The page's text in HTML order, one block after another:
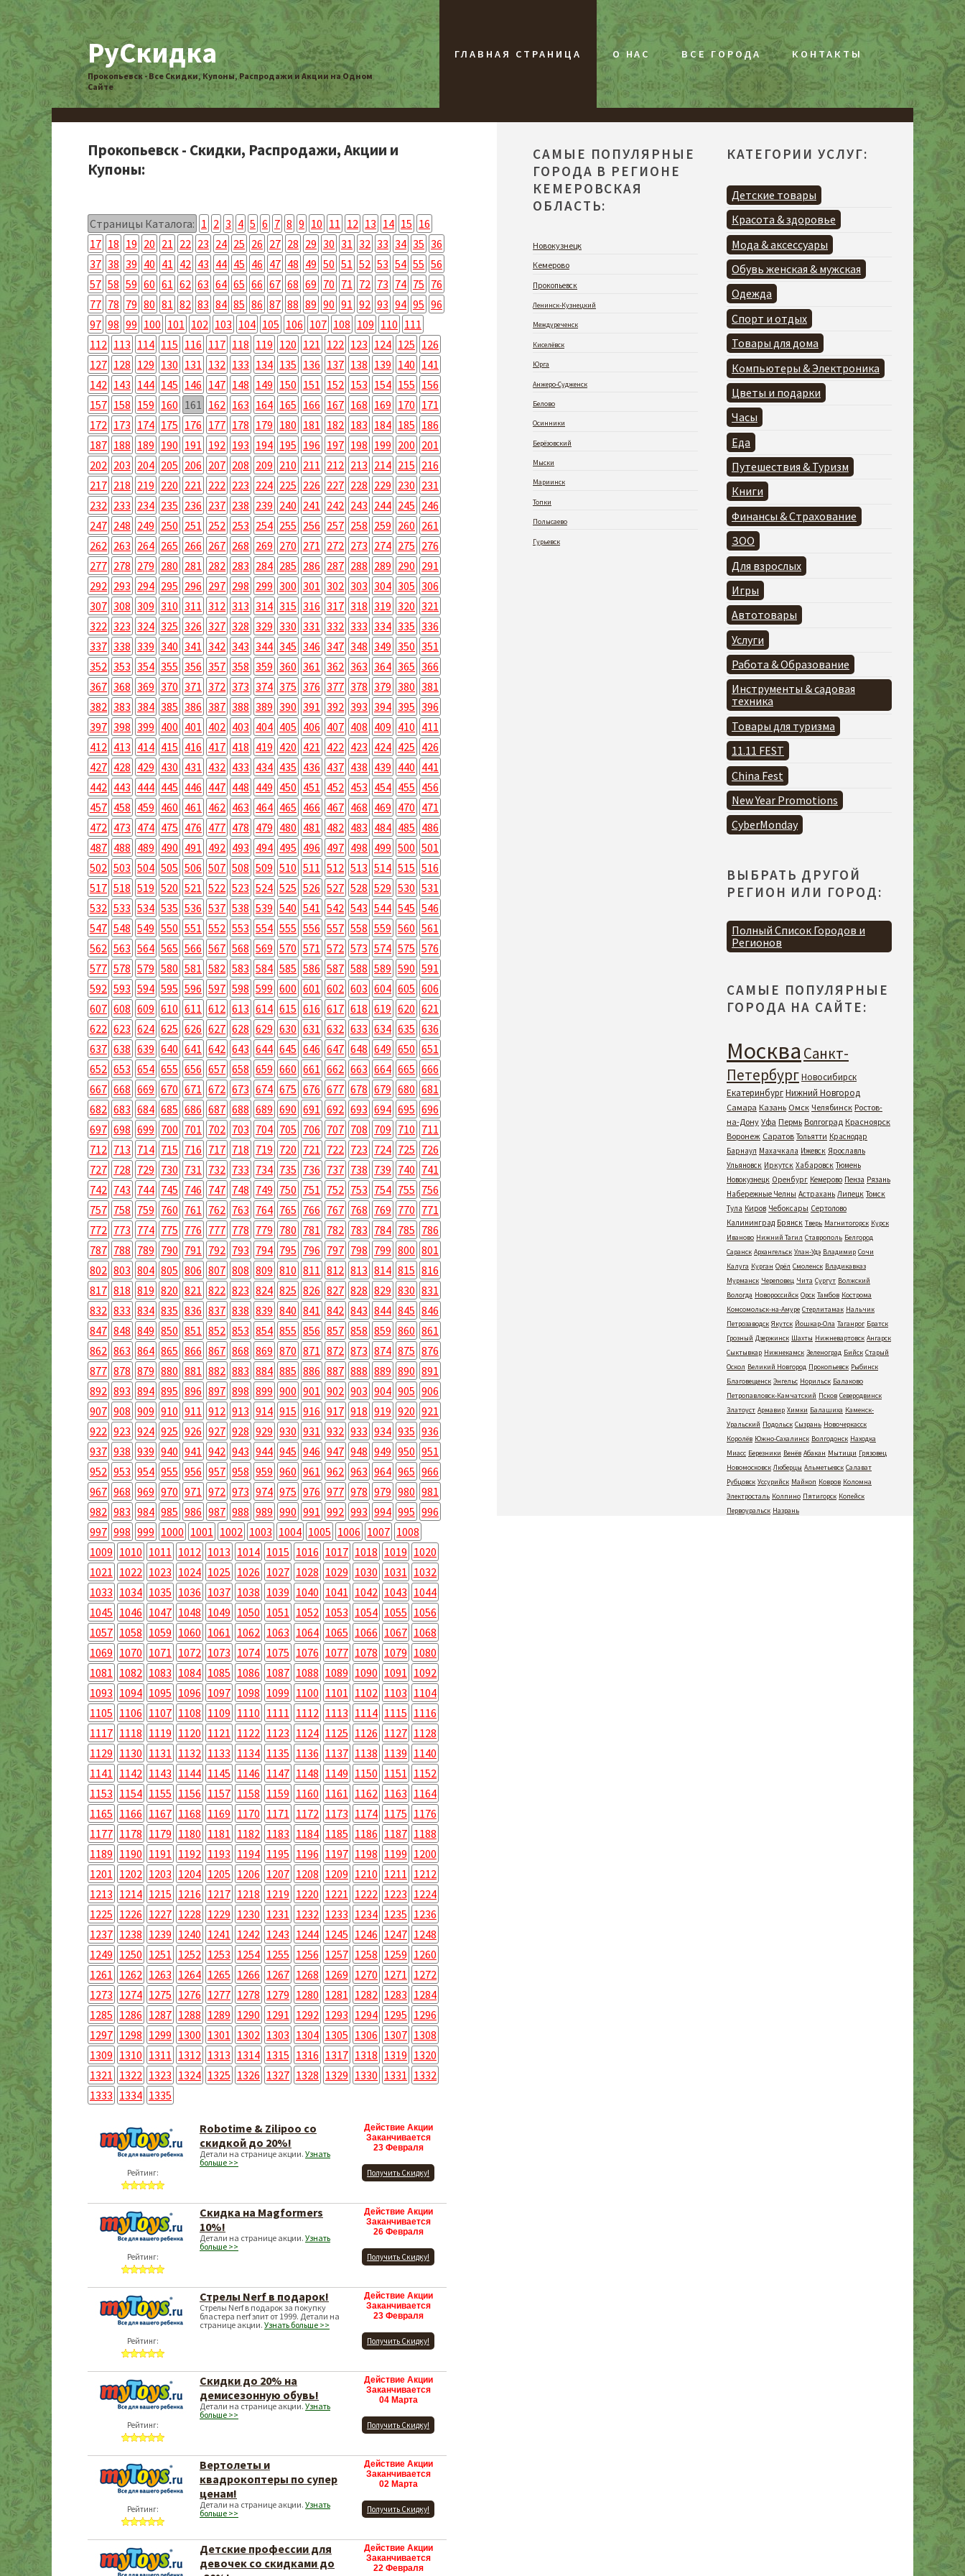
РуСкидка
Прокопьевск - Все Скидки, Купоны, Распродажи и Акции на Одном
Сайте
ГЛАВНАЯ СТРАНИЦА О НАС ВСЕ ГОРОДА КОНТАКТЫ
Прокопьевск - Скидки, Распродажи, Акции и
Купоны:
Страницы Каталога: 1 2 3 4 5 6 7 8 9 10 11 12 13 14 15 16
17 18 19 20 21 22 23 24 25 26 27 28 29 30 31 32 33 34 35 36
37 38 39 40 41 42 43 44 45 46 47 48 49 50 51 52 53 54 55 56
57 58 59 60 61 62 63 64 65 66 67 68 69 70 71 72 73 74 75 76
77 78 79 80 81 82 83 84 85 86 87 88 89 90 91 92 93 94 95 96
97 98 99 100 101 102 103 104 105 106 107 108 109 110 111
112 113 114 115 116 117 118 119 120 121 122 123 124 125 126
127 128 129 130 131 132 133 134 135 136 137 138 139 140 141
142 143 144 145 146 147 148 149 150 151 152 153 154 155 156
157 158 159 160 161 162 163 164 165 166 167 168 169 170 171
172 173 174 175 176 177 178 179 180 181 182 183 184 185 186
187 188 189 190 191 192 193 194 195 196 197 198 199 200 201
202 203 204 205 206 207 208 209 210 211 212 213 214 215 216
217 218 219 220 221 222 223 224 225 226 227 228 229 230 231
232 233 234 235 236 237 238 239 240 241 242 243 244 245 246
247 248 249 250 251 252 253 254 255 256 257 258 259 260 261
262 263 264 265 266 267 268 269 270 271 272 273 274 275 276
277 278 279 280 281 282 283 284 285 286 287 288 289 290 291
292 293 294 295 296 297 298 299 300 301 302 303 304 305 306
307 308 309 310 311 312 313 314 315 316 317 318 319 320 321
322 323 324 325 326 327 328 329 330 331 332 333 334 335 336
337 338 339 340 341 342 343 344 345 346 347 348 349 350 351
352 353 354 355 356 357 358 359 360 361 362 363 364 365 366
367 368 369 370 371 372 373 374 375 376 377 378 379 380 381
382 383 384 385 386 387 388 389 390 391 392 393 394 395 396
397 398 399 400 401 402 403 404 405 406 407 408 409 410 411
412 413 414 415 416 417 418 419 420 421 422 423 424 425 426
427 428 429 430 431 432 433 434 435 436 437 438 439 440 441
442 443 444 445 446 447 448 449 450 451 452 453 454 455 456
457 458 459 460 461 462 463 464 465 466 467 468 469 470 471
472 473 474 475 476 477 478 479 480 481 482 483 484 485 486
487 488 489 490 491 492 493 494 495 496 497 498 499 500 501
502 503 504 505 506 507 508 509 510 511 512 513 514 515 516
517 518 519 520 521 522 523 524 525 526 527 528 529 530 531
532 533 534 535 536 537 538 539 540 541 542 543 544 545 546
547 548 549 550 551 552 553 554 555 556 557 558 559 560 561
562 563 564 565 566 567 568 569 570 571 572 573 574 575 576
577 578 579 580 581 582 583 584 585 586 587 588 589 590 591
592 593 594 595 596 597 598 599 600 601 602 603 604 605 606
607 608 609 610 611 612 613 614 615 616 617 618 619 620 621
622 623 624 625 626 627 628 629 630 631 632 633 634 635 636
637 638 639 640 641 642 643 644 645 646 647 648 649 650 651
652 653 654 655 656 657 658 659 660 661 662 663 664 665 666
667 668 669 670 671 672 673 674 675 676 677 678 679 680 681
682 683 684 685 686 687 688 689 690 691 692 693 694 695 696
697 698 699 700 701 702 703 704 705 706 707 708 709 710 711
712 713 714 715 716 717 718 719 720 721 722 723 724 725 726
727 728 729 730 731 732 733 734 735 736 737 738 739 740 741
742 743 744 745 746 747 748 749 750 751 752 753 754 755 756
757 758 759 760 761 762 763 764 765 766 767 768 769 770 771
772 773 774 775 776 777 778 779 780 781 782 783 784 785 786
787 788 789 790 791 792 793 794 795 796 797 798 799 800 801
802 803 804 805 806 807 808 809 810 811 812 813 814 815 816
817 818 819 820 821 822 823 824 825 826 827 828 829 830 831
832 833 834 835 836 837 838 839 840 841 842 843 844 845 846
847 848 849 850 851 852 853 854 855 856 857 858 859 860 861
862 863 864 865 866 867 868 869 870 871 872 873 874 875 876
877 878 879 880 881 882 883 884 885 886 887 888 889 890 891
892 893 894 895 896 897 898 899 900 901 902 903 904 905 906
907 908 909 910 911 912 913 914 915 916 917 918 919 920 921
922 923 924 925 926 927 928 929 930 931 932 933 934 935 936
937 938 939 940 941 942 943 944 945 946 947 948 949 950 951
952 953 954 955 956 957 958 959 960 961 962 963 964 965 966
967 968 969 970 971 972 973 974 975 976 977 978 979 980 981
982 983 984 985 986 987 988 989 990 991 992 993 994 995 996
997 998 999 1000 1001 1002 1003 1004 1005 1006 1007 1008
1009 1010 1011 1012 1013 1014 1015 1016 1017 1018 1019 1020
1021 1022 1023 1024 1025 1026 1027 1028 1029 1030 1031 1032
1033 1034 1035 1036 1037 1038 1039 1040 1041 1042 1043 1044
1045 1046 1047 1048 1049 1050 1051 1052 1053 1054 1055 1056
1057 1058 1059 1060 1061 1062 1063 1064 1065 1066 1067 1068
1069 1070 1071 1072 1073 1074 1075 1076 1077 1078 1079 1080
1081 1082 1083 1084 1085 1086 1087 1088 1089 1090 1091 1092
1093 1094 1095 1096 1097 1098 1099 1100 1101 1102 1103 1104
1105 1106 1107 1108 1109 1110 1111 1112 1113 1114 1115 1116
1117 1118 1119 1120 1121 1122 1123 1124 1125 1126 1127 1128
1129 1130 1131 1132 1133 1134 1135 1136 1137 1138 1139 1140
1141 1142 1143 1144 1145 1146 1147 1148 1149 1150 1151 1152
1153 1154 1155 1156 1157 1158 1159 1160 1161 1162 1163 1164
1165 1166 1167 1168 1169 1170 1171 1172 1173 1174 1175 1176
1177 1178 1179 1180 1181 1182 1183 1184 1185 1186 1187 1188
1189 1190 1191 1192 1193 1194 1195 1196 1197 1198 1199 1200
1201 1202 1203 1204 1205 1206 1207 1208 1209 1210 1211 1212
1213 1214 1215 1216 1217 1218 1219 1220 1221 1222 1223 1224
1225 1226 1227 1228 1229 1230 1231 1232 1233 1234 1235 1236
1237 1238 1239 1240 1241 1242 1243 1244 1245 1246 1247 1248
1249 1250 1251 1252 1253 1254 1255 1256 1257 1258 1259 1260
1261 1262 1263 1264 1265 1266 1267 1268 1269 1270 1271 1272
1273 1274 1275 1276 1277 1278 1279 1280 1281 1282 1283 1284
1285 1286 1287 1288 1289 1290 1291 1292 1293 1294 1295 1296
1297 1298 1299 1300 1301 1302 1303 1304 1305 1306 1307 1308
1309 1310 1311 1312 1313 1314 1315 1316 1317 1318 1319 1320
1321 1322 1323 1324 1325 1326 1327 1328 1329 1330 1331 1332
1333 1334 1335
Рейтинг:
Robotime & Zilipoo со
скидкой до 20%!
Детали на странице акции. Узнать
больше >>
Действие Акции
Заканчивается
23 Февраля
Получить Скидку!
Рейтинг:
Скидка на Magformers
10%!
Детали на странице акции. Узнать
больше >>
Действие Акции
Заканчивается
26 Февраля
Получить Скидку!
Рейтинг:
Стрелы Nerf в подарок!
Стрелы Nerf в подарок за покупку
бластера nerf элит от 1999. Детали на
странице акции. Узнать больше >>
Действие Акции
Заканчивается
23 Февраля
Получить Скидку!
Рейтинг:
Скидки до 20% на
демисезонную обувь!
Детали на странице акции. Узнать
больше >>
Действие Акции
Заканчивается
04 Марта
Получить Скидку!
Рейтинг:
Вертолеты и
квадрокоптеры по супер
ценам!
Детали на странице акции. Узнать
больше >>
Действие Акции
Заканчивается
02 Марта
Получить Скидку!
Детские профессии для
девочек со скидками до
Действие Акции
Заканчивается
22 Февраля
САМЫЕ ПОПУЛЯРНЫЕ
ГОРОДА В РЕГИОНЕ
КЕМЕРОВСКАЯ
ОБЛАСТЬ:
Новокузнецк
Кемерово
Прокопьевск
Ленинск-Кузнецкий
Междуреченск
Киселёвск
Юрга
Анжеро-Судженск
Белово
Осинники
Берёзовский
Мыски
Мариинск
Топки
Полысаево
Гурьевск
КАТЕГОРИИ УСЛУГ:
Детские товары
Красота & здоровье
Мода & аксессуары
Обувь женская & мужская
Одежда
Спорт и отдых
Товары для дома
Компьютеры & Электроника
Цветы и подарки
Часы
Еда
Путешествия & Туризм
Книги
Финансы & Страхование
ЗОО
Для взрослых
Игры
Автотовары
Услуги
Работа & Образование
Инструменты & садовая
техника
Товары для туризма
11.11 FEST
China Fest
New Year Promotions
CyberMonday
ВЫБРАТЬ ДРУГОЙ
РЕГИОН ИЛИ ГОРОД:
Полный Список Городов и
Регионов
САМЫЕ ПОПУЛЯРНЫЕ
ГОРОДА НА САЙТЕ:
Москва Санкт-
ПетербургНовосибирск
ЕкатеринбургНижний Новгород
Самара Казань Омск Челябинск Ростов-
на-Дону Уфа Пермь Волгоград Красноярск
Воронеж Саратов Тольятти Краснодар
Барнаул Махачкала Ижевск Ярославль
Ульяновск Иркутск Хабаровск Тюмень
Новокузнецк Оренбург Кемерово Пенза Рязань
Набережные Челны Астрахань Липецк Томск
Тула Киров Чебоксары Сертолово
Калининград Брянск Тверь Магнитогорск Курск
Иваново Нижний Тагил Ставрополь Белгород
Саранск Архангельск Улан-Удэ Владимир Сочи
Калуга Курган Орёл Смоленск Владикавказ
Мурманск Череповец Чита Сургут Волжский
Вологда Новороссийск Орск Тамбов Кострома
Комсомольск-на-Амуре Стерлитамак Нальчик
Петрозаводск Якутск Йошкар-Ола Таганрог Братск
Грозный Дзержинск Шахты Нижневартовск Ангарск
Сыктывкар Нижнекамск Зеленоград Бийск Старый
Оскол Великий Новгород Прокопьевск Рыбинск
Благовещенск Энгельс Норильск Балаково
Петропавловск-Камчатский Псков Северодвинск
Златоуст Армавир Химки Балашиха Каменск-
Уральский Подольск Сызрань Новочеркасск
Королёв Южно-Сахалинск Волгодонск Находка
Миасс Березники Венёв Абакан Мытищи Грязовец
Новомосковск Люберцы Альметьевск Салават
Рубцовск Уссурийск Майкоп Ковров Коломна
Электросталь Колпино Пятигорск Копейск
Первоуральск Назрань